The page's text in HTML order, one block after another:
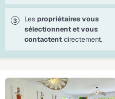
Les propriétaires vous
sélectionnent et vous
contactent directement.